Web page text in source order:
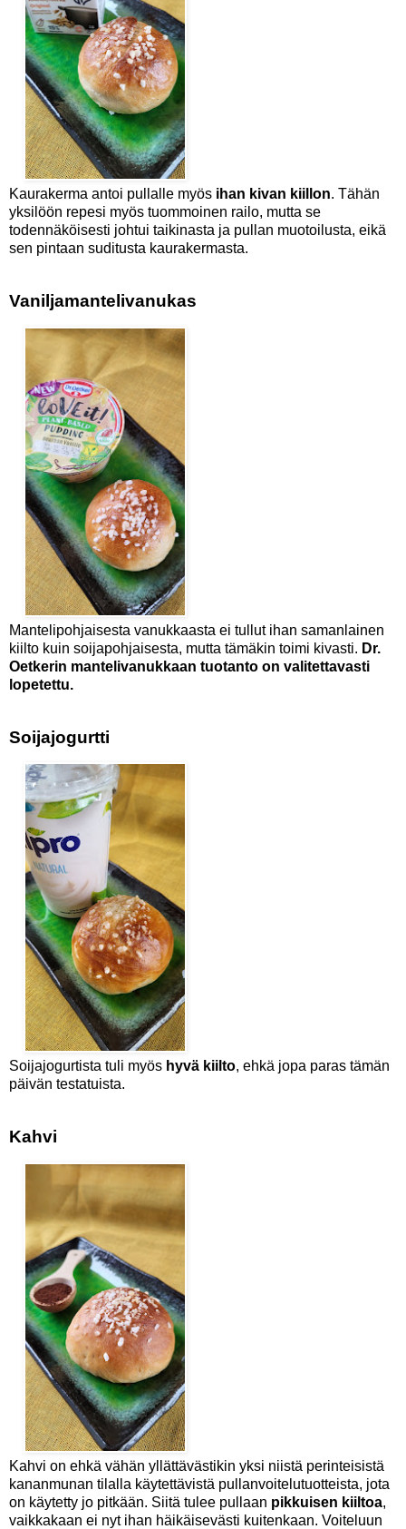
Kaurakerma antoi pullalle myös ihan kivan kiillon. Tähän
yksilöön repesi myös tuommoinen railo, mutta se
todennäköisesti johtui taikinasta ja pullan muotoilusta, eikä
sen pintaan suditusta kaurakermasta.
Vaniljamantelivanukas
Mantelipohjaisesta vanukkaasta ei tullut ihan samanlainen
kiilto kuin soijapohjaisesta, mutta tämäkin toimi kivasti. Dr.
Oetkerin mantelivanukkaan tuotanto on valitettavasti
lopetettu.
Soijajogurtti
Soijajogurtista tuli myös hyvä kiilto, ehkä jopa paras tämän
päivän testatuista.
Kahvi
Kahvi on ehkä vähän yllättävästikin yksi niistä perinteisistä
kananmunan tilalla käytettävistä pullanvoitelutuotteista, jota
on käytetty jo pitkään. Siitä tulee pullaan pikkuisen kiiltoa,
vaikkakaan ei nyt ihan häikäisevästi kuitenkaan. Voiteluun